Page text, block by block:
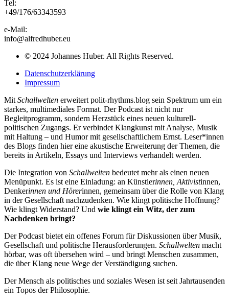
Tel:
+49/176/63343593
e-Mail:
info@alfredhuber.eu
© 2024 Johannes Huber. All Rights Reserved.
Datenschutzerklärung
Impressum
Mit Schallwelten erweitert polit-rhythms.blog sein Spektrum um ein
starkes, multimediales Format. Der Podcast ist nicht nur
Begleitprogramm, sondern Herzstück eines neuen kulturell-
politischen Zugangs. Er verbindet Klangkunst mit Analyse, Musik
mit Haltung – und Humor mit gesellschaftlichem Ernst. Leser*innen
des Blogs finden hier eine akustische Erweiterung der Themen, die
bereits in Artikeln, Essays und Interviews verhandelt werden.
Die Integration von Schallwelten bedeutet mehr als einen neuen
Menüpunkt. Es ist eine Einladung: an Künstlerinnen, Aktivistinnen,
Denkerinnen und Hörerinnen, gemeinsam über die Rolle von Klang
in der Gesellschaft nachzudenken. Wie klingt politische Hoffnung?
Wie klingt Widerstand? Und wie klingt ein Witz, der zum
Nachdenken bringt?
Der Podcast bietet ein offenes Forum für Diskussionen über Musik,
Gesellschaft und politische Herausforderungen. Schallwelten macht
hörbar, was oft übersehen wird – und bringt Menschen zusammen,
die über Klang neue Wege der Verständigung suchen.
Der Mensch als politisches und soziales Wesen ist seit Jahrtausenden
ein Topos der Philosophie.